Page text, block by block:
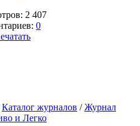
2 407
0
Каталог журналов /Журнал
и Легко